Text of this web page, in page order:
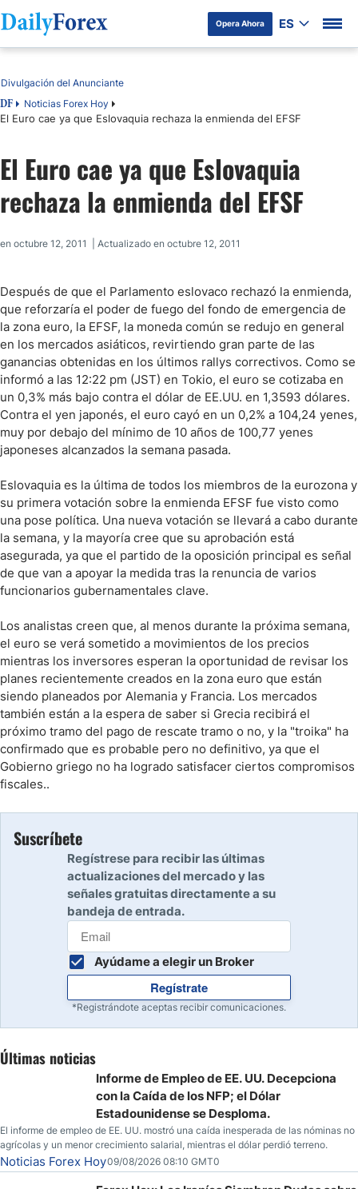
Opera Ahora ES
Tabla de contenidos
DF Noticias Forex Hoy
El Euro cae ya que Eslovaquia rechaza la enmienda del EFSF
Divulgación del Anunciante
El Euro cae ya que Eslovaquia
rechaza la enmienda del EFSF
en octubre 12, 2011 | Actualizado en octubre 12, 2011
Después de que el Parlamento eslovaco rechazó la enmienda,
que reforzaría el poder de fuego del fondo de emergencia de
la zona euro, la EFSF, la moneda común se redujo en general
en los mercados asiáticos, revirtiendo gran parte de las
ganancias obtenidas en los últimos rallys correctivos. Como se
informó a las 12:22 pm (JST) en Tokio, el euro se cotizaba en
un 0,3% más bajo contra el dólar de EE.UU. en 1,3593 dólares.
Contra el yen japonés, el euro cayó en un 0,2% a 104,24 yenes,
muy por debajo del mínimo de 10 años de 100,77 yenes
japoneses alcanzados la semana pasada.
Eslovaquia es la última de todos los miembros de la eurozona y
su primera votación sobre la enmienda EFSF fue visto como
una pose política. Una nueva votación se llevará a cabo durante
la semana, y la mayoría cree que su aprobación está
asegurada, ya que el partido de la oposición principal es señal
de que van a apoyar la medida tras la renuncia de varios
funcionarios gubernamentales clave.
Los analistas creen que, al menos durante la próxima semana,
el euro se verá sometido a movimientos de los precios
mientras los inversores esperan la oportunidad de revisar los
planes recientemente creados en la zona euro que están
siendo planeados por Alemania y Francia. Los mercados
también están a la espera de saber si Grecia recibirá el
próximo tramo del pago de rescate tramo o no, y la "troika" ha
confirmado que es probable pero no definitivo, ya que el
Gobierno griego no ha logrado satisfacer ciertos compromisos
fiscales..
Suscríbete
Regístrese para recibir las últimas
actualizaciones del mercado y las
señales gratuitas directamente a su
bandeja de entrada.
Ayúdame a elegir un Broker
Regístrate
*Registrándote aceptas recibir comunicaciones.
Últimas noticias
Informe de Empleo de EE. UU. Decepciona
con la Caída de los NFP; el Dólar
Estadounidense se Desploma.
El informe de empleo de EE. UU. mostró una caída inesperada de las nóminas no
agrícolas y un menor crecimiento salarial, mientras el dólar perdió terreno.
Noticias Forex Hoy09/08/2026 08:10 GMT0